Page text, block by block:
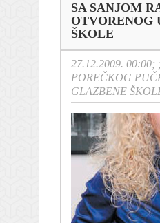
SA SANJOM
OTVORENOG
ŠKOLE
27.12.2009. 00:00; ;
POREČKOG
GLAZBENE